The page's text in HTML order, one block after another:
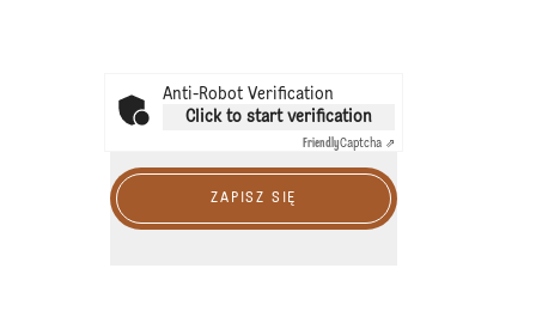
Anti-Robot Verification
Click to start verification
FriendlyCaptcha ⇗
ZAPISZ SIĘ